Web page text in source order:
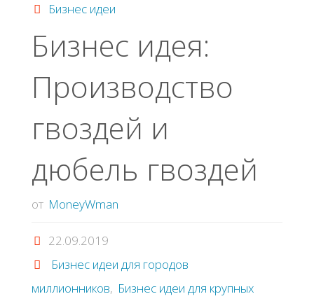
Бизнес идеи
Бизнес идея:
Πpoизвoдcтвo
гвoздeй и
дюбeль гвoздeй
от MoneyWman
22.09.2019
Бизнес идеи для городов
миллионников, Бизнес идеи для крупных